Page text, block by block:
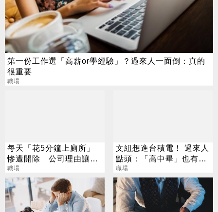
第一份工作選「高薪or學經驗」？過來人一面倒：真的
很重要
職場
每天「花5分鐘上廁所」
慘遭開除 公司理由讓她
崩潰
職場
文組想進台積電！ 過來人
點頭：「高中畢」也有機
會
職場